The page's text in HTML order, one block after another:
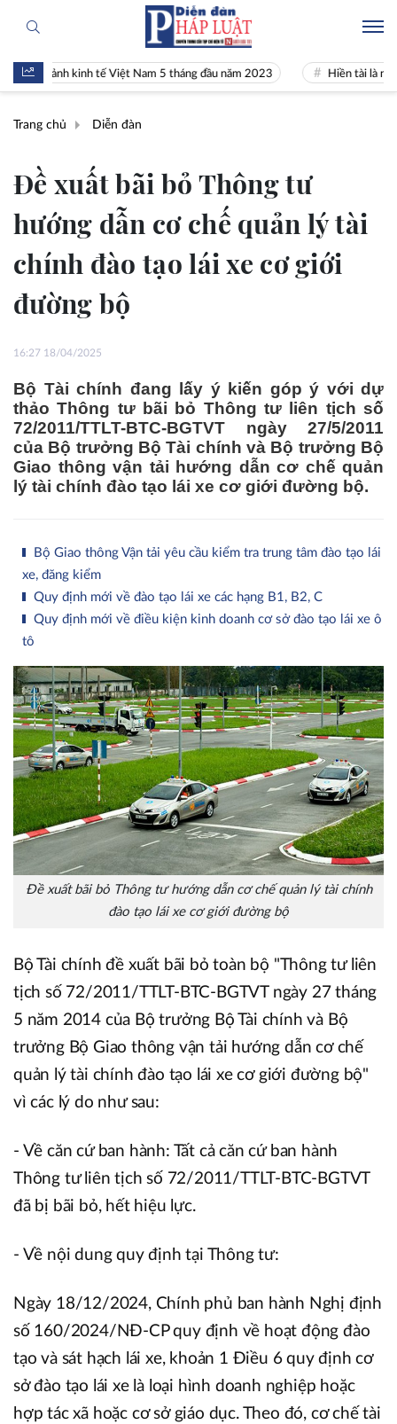
cảnh kinh tế Việt Nam 5 tháng đầu năm 2023 Hiền tài là nguyên khí
Trang chủ Diễn đàn
Đề xuất bãi bỏ Thông tư
hướng dẫn cơ chế quản lý tài
chính đào tạo lái xe cơ giới
đường bộ
16:27 18/04/2025
Bộ Tài chính đang lấy ý kiến góp ý với dự
thảo Thông tư bãi bỏ Thông tư liên tịch số
72/2011/TTLT-BTC-BGTVT ngày 27/5/2011
của Bộ trưởng Bộ Tài chính và Bộ trưởng Bộ
Giao thông vận tải hướng dẫn cơ chế quản
lý tài chính đào tạo lái xe cơ giới đường bộ.
Bộ Giao thông Vận tải yêu cầu kiểm tra trung tâm đào tạo lái
xe, đăng kiểm
Quy định mới về đào tạo lái xe các hạng B1, B2, C
Quy định mới về điều kiện kinh doanh cơ sở đào tạo lái xe ô
tô
Đề xuất bãi bỏ Thông tư hướng dẫn cơ chế quản lý tài chính
đào tạo lái xe cơ giới đường bộ
Bộ Tài chính đề xuất bãi bỏ toàn bộ "Thông tư liên
tịch số 72/2011/TTLT-BTC-BGTVT ngày 27 tháng
5 năm 2014 của Bộ trưởng Bộ Tài chính và Bộ
trưởng Bộ Giao thông vận tải hướng dẫn cơ chế
quản lý tài chính đào tạo lái xe cơ giới đường bộ"
vì các lý do như sau:
- Về căn cứ ban hành: Tất cả căn cứ ban hành
Thông tư liên tịch số 72/2011/TTLT-BTC-BGTVT
đã bị bãi bỏ, hết hiệu lực.
- Về nội dung quy định tại Thông tư:
Ngày 18/12/2024, Chính phủ ban hành Nghị định
số 160/2024/NĐ-CP quy định về hoạt động đào
tạo và sát hạch lái xe, khoản 1 Điều 6 quy định cơ
sở đào tạo lái xe là loại hình doanh nghiệp hoặc
hợp tác xã hoặc cơ sở giáo dục. Theo đó, cơ chế tài